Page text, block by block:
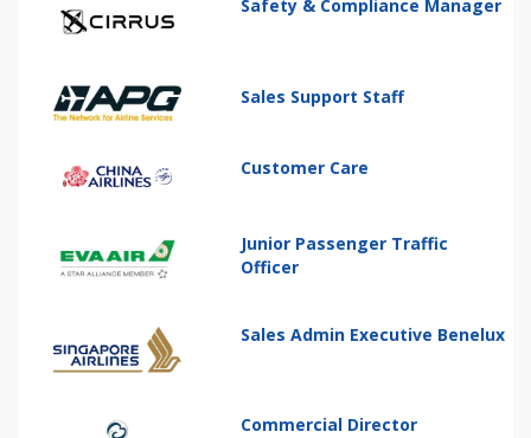
Safety & Compliance Manager
Sales Support Staff
Customer Care
Junior Passenger Traffic
Officer
Sales Admin Executive Benelux
Commercial Director